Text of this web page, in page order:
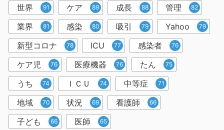
世界 91 ケア 89 成長 88 管理 82
業界 81 感染 80 吸引 79 Yahoo 79
新型コロナ 78 ICU 77 感染者 76
ケア児 76 医療機器 76 たん 75
うち 74 ＩＣＵ 74 中等症 71
地域 70 状況 69 看護師 66
子ども 66 医師 65